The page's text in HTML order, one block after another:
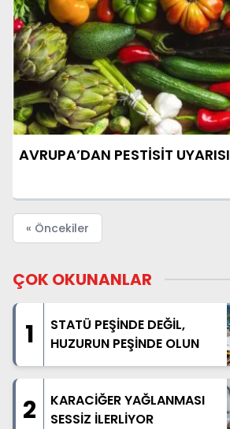
AVRUPA’DAN PESTİSİT UYARISI
« Öncekiler
ÇOK OKUNANLAR
1
STATÜ PEŞİNDE DEĞİL,
HUZURUN PEŞİNDE OLUN
2
KARACİĞER YAĞLANMASI
SESSİZ İLERLİYOR